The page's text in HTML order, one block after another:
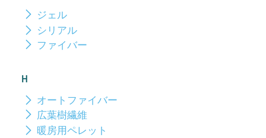
ジェル
シリアル
ファイバー
H
オートファイバー
広葉樹繊維
暖房用ペレット